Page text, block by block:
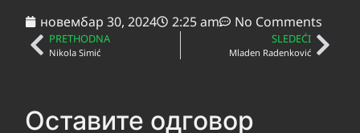
новембар 30, 2024 2:25 am No Comments
PRETHODNA
Nikola Simić
SLEDEĆI
Mladen Radenković
Оставите одговор